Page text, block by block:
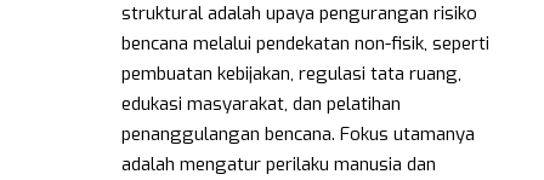
struktural adalah upaya pengurangan risiko
bencana melalui pendekatan non-fisik, seperti
pembuatan kebijakan, regulasi tata ruang,
edukasi masyarakat, dan pelatihan
penanggulangan bencana. Fokus utamanya
adalah mengatur perilaku manusia dan